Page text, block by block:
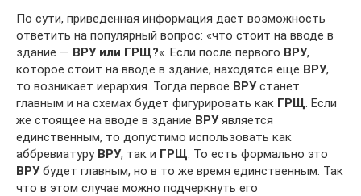
По сути, приведенная информация дает возможность
ответить на популярный вопрос: «что стоит на вводе в
здание — ВРУ или ГРЩ?«. Если после первого ВРУ,
которое стоит на вводе в здание, находятся еще ВРУ,
то возникает иерархия. Тогда первое ВРУстанет
главным и на схемах будет фигурировать как ГРЩ . Если
же стоящее на вводе в здание ВРУявляется
единственным, то допустимо использовать как
аббревиатуру ВРУ, так и ГРЩ . То есть формально это
ВРУбудет главным, но в то же время единственным. Так
что в этом случае можно подчеркнуть его